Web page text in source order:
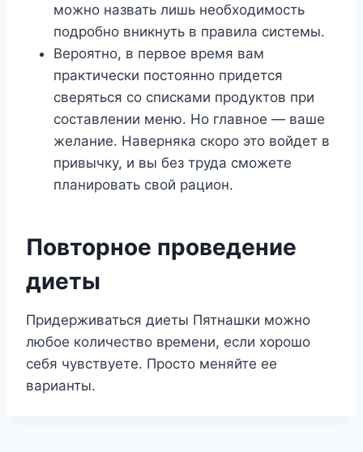
можно назвать лишь необходимость
подробно вникнуть в правила системы.
Вероятно, в первое время вам
практически постоянно придется
сверяться со списками продуктов при
составлении меню. Но главное — ваше
желание. Наверняка скоро это войдет в
привычку, и вы без труда сможете
планировать свой рацион.
Повторное проведение
диеты
Придерживаться диеты Пятнашки можно
любое количество времени, если хорошо
себя чувствуете. Просто меняйте ее
варианты.